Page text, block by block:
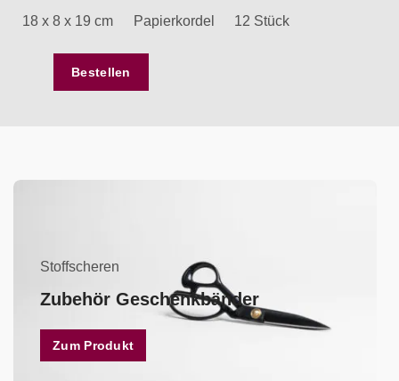
18 x 8 x 19 cm Papierkordel 12 Stück
Bestellen
Stoffscheren
Zubehör Geschenkbänder
Zum Produkt